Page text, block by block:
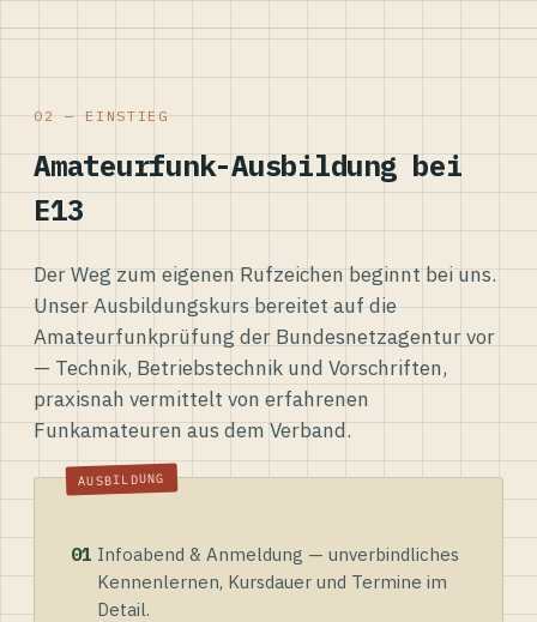
02 — EINSTIEG
Amateurfunk-Ausbildung bei
E13
Der Weg zum eigenen Rufzeichen beginnt bei uns.
Unser Ausbildungskurs bereitet auf die
Amateurfunkprüfung der Bundesnetzagentur vor
— Technik, Betriebstechnik und Vorschriften,
praxisnah vermittelt von erfahrenen
Funkamateuren aus dem Verband.
01 Infoabend & Anmeldung — unverbindliches
Kennenlernen, Kursdauer und Termine im
Detail.